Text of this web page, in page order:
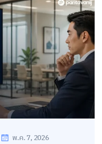
พ.ค. 7, 2026